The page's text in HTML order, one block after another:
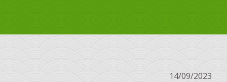
14/09/2023